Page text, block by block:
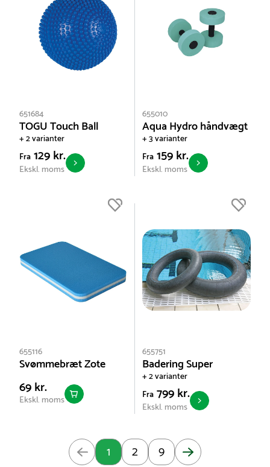
651684
TOGU Touch Ball
+ 2 varianter
Fra 129 kr.
Ekskl. moms
655010
Aqua Hydro håndvægt
+ 3 varianter
Fra 159 kr.
Ekskl. moms
655116
Svømmebræt Zote
69 kr.
Ekskl. moms
655751
Badering Super
+ 2 varianter
Fra 799 kr.
Ekskl. moms
Opdateret: Side 1 af 9 1 2 9